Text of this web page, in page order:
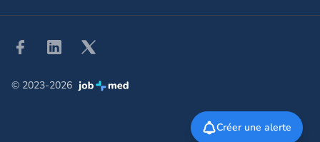
Créer une alerte
FacebookLinkedinTwitter
© 2023-2026